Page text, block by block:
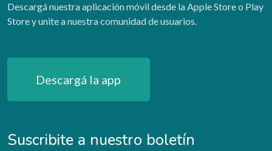
Descargá nuestra aplicación móvil desde la Apple Store o Play
Store y unite a nuestra comunidad de usuarios.
Descargá la app
Suscribite a nuestro boletín